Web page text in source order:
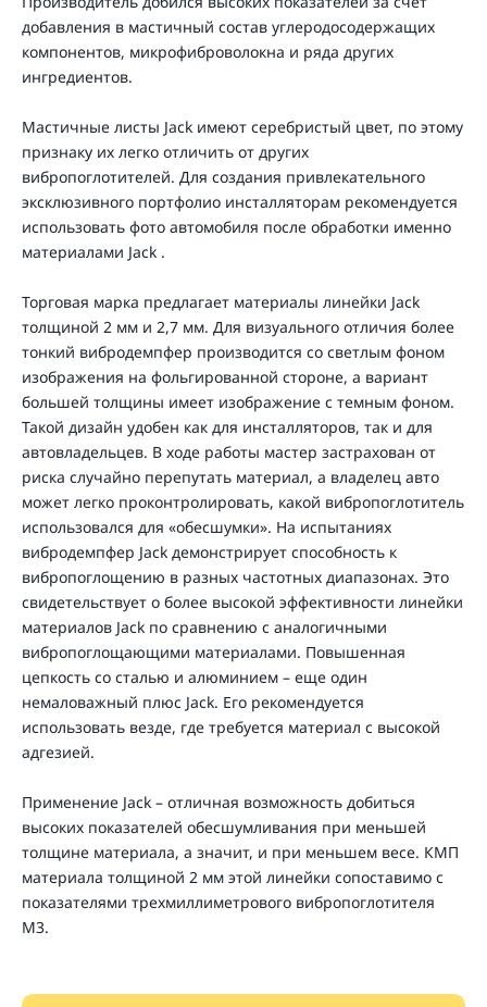
добавления в мастичный состав углеродосодержащих
компонентов, микрофиброволокна и ряда других
ингредиентов.
Мастичные листы Jack имеют серебристый цвет, по этому
признаку их легко отличить от других
вибропоглотителей. Для создания привлекательного
эксклюзивного портфолио инсталляторам рекомендуется
использовать фото автомобиля после обработки именно
материалами Jack .
Торговая марка предлагает материалы линейки Jack
толщиной 2 мм и 2,7 мм. Для визуального отличия более
тонкий вибродемпфер производится со светлым фоном
изображения на фольгированной стороне, а вариант
большей толщины имеет изображение с темным фоном.
Такой дизайн удобен как для инсталляторов, так и для
автовладельцев. В ходе работы мастер застрахован от
риска случайно перепутать материал, а владелец авто
может легко проконтролировать, какой вибропоглотитель
использовался для «обесшумки». На испытаниях
вибродемпфер Jack демонстрирует способность к
вибропоглощению в разных частотных диапазонах. Это
свидетельствует о более высокой эффективности линейки
материалов Jack по сравнению с аналогичными
вибропоглощающими материалами. Повышенная
цепкость со сталью и алюминием – еще один
немаловажный плюс Jack. Его рекомендуется
использовать везде, где требуется материал с высокой
адгезией.
Применение Jack – отличная возможность добиться
высоких показателей обесшумливания при меньшей
толщине материала, а значит, и при меньшем весе. КМП
материала толщиной 2 мм этой линейки сопоставимо с
показателями трехмиллиметрового вибропоглотителя
М3.